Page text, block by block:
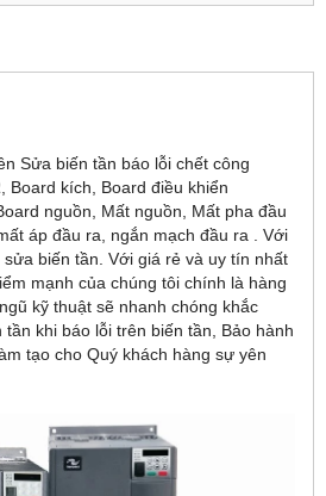
Sửa biến tần báo lỗi chết công
Board kích, Board điều khiển
nguồn, Mất nguồn, Mất pha đầu
áp đầu ra, ngắn mạch đầu ra . Với
biến tần. Với giá rẻ và uy tín nhất
mạnh của chúng tôi chính là hàng
kỹ thuật sẽ nhanh chóng khắc
tần khi báo lỗi trên biến tần, Bảo hành
tạo cho Quý khách hàng sự yên